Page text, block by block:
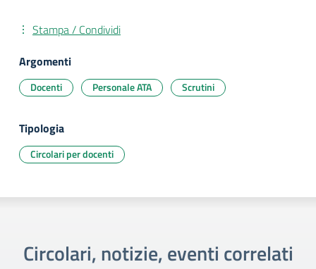
Stampa / Condividi
Argomenti
Docenti Personale ATA Scrutini
Tipologia
Circolari per docenti
Circolari, notizie, eventi correlati